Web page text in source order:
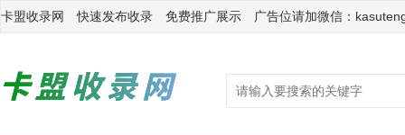
卡盟收录网 快速发布收录 免费推广展示 广告位请加微信：